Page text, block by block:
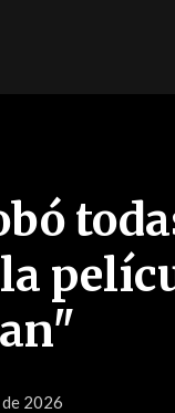
2026